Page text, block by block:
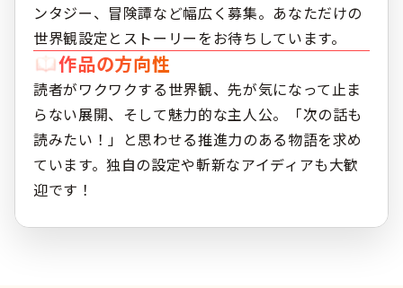
ンタジー、冒険譚など幅広く募集。あなただけの
世界観設定とストーリーをお待ちしています。
作品の方向性
読者がワクワクする世界観、先が気になって止ま
らない展開、そして魅力的な主人公。「次の話も
読みたい！」と思わせる推進力のある物語を求め
ています。独自の設定や斬新なアイディアも大歓
迎です！